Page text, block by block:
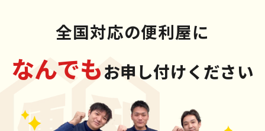
全国対応の便利屋に
なんでもお申し付けください